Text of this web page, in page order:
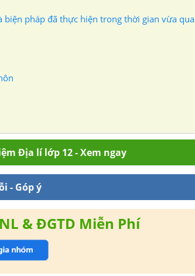
pháp đã thực hiện trong thời gian vừa qua
Địa lí lớp 12 - Xem ngay
- Góp ý
& ĐGTD Miễn Phí